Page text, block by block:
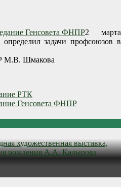
2 марта
задачи профсоюзов в
М.В. Шмакова
РТК
Генсовета ФНПР
художественная выставка,
рождения А.А. Кадырова